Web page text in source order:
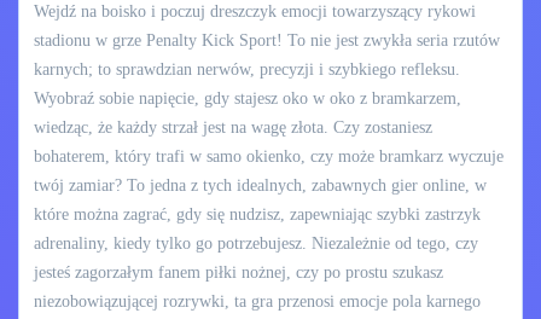
Wejdź na boisko i poczuj dreszczyk emocji towarzyszący rykowi
stadionu w grze Penalty Kick Sport! To nie jest zwykła seria rzutów
karnych; to sprawdzian nerwów, precyzji i szybkiego refleksu.
Wyobraź sobie napięcie, gdy stajesz oko w oko z bramkarzem,
wiedząc, że każdy strzał jest na wagę złota. Czy zostaniesz
bohaterem, który trafi w samo okienko, czy może bramkarz wyczuje
twój zamiar? To jedna z tych idealnych, zabawnych gier online, w
które można zagrać, gdy się nudzisz, zapewniając szybki zastrzyk
adrenaliny, kiedy tylko go potrzebujesz. Niezależnie od tego, czy
jesteś zagorzałym fanem piłki nożnej, czy po prostu szukasz
niezobowiązującej rozrywki, ta gra przenosi emocje pola karnego